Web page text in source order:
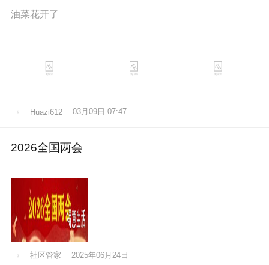
油菜花开了
Huazi612 03月09日 07:47
2026全国两会
社区管家 2025年06月24日